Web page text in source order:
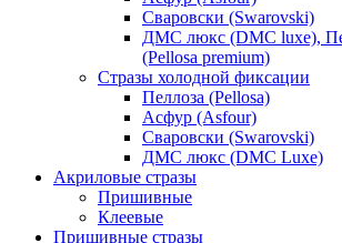
Сваровски (Swarovski)
ДМС люкс (DMC luxe),
(Pellosa premium)
Стразы холодной фиксации
Пеллоза (Pellosa)
Асфур (Asfour)
Сваровски (Swarovski)
ДМС люкс (DMC Luxe)
Акриловые стразы
Пришивные
Клеевые
Пришивные стразы